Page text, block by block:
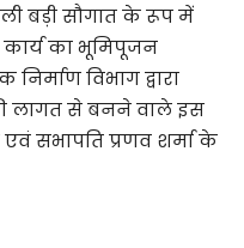
बड़ी सौगात के रूप में
कार्य का भूमिपूजन
विभाग द्वारा
लागत से बनने वाले इस
सभापति प्रणव शर्मा के